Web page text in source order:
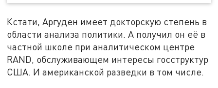
Кстати, Аргуден имеет докторскую степень в
области анализа политики. А получил он её в
частной школе при аналитическом центре
RAND, обслуживающем интересы госструктур
США. И американской разведки в том числе.